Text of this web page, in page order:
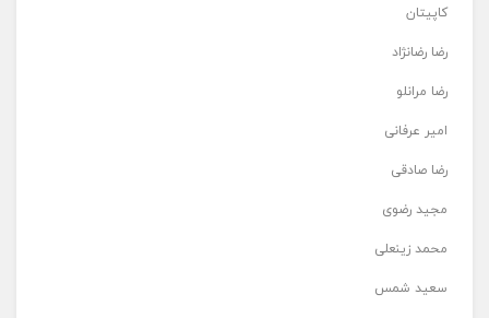
کاپیتان
رضا رضانژاد
رضا مرانلو
امیر عرفانی
رضا صادقی
مجید رضوی
محمد زینعلی
سعید شمس